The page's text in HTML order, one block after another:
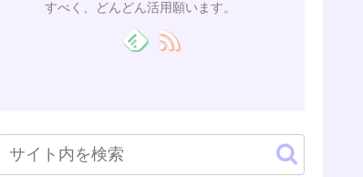
すべく、どんどん活用願います。